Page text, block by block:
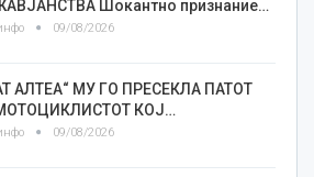
Шокантно признание…
09/08/2026
АЛТЕА“ МУ ГО ПРЕСЕКЛА ПАТОТ
КОЈ…
09/08/2026